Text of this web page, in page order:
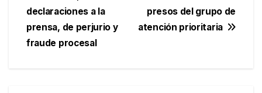
entradas
presos del grupo de
atención prioritaria
declaraciones a la
prensa, de perjurio y
fraude procesal